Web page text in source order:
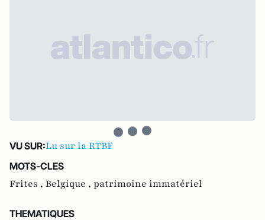
VU SUR:Lu sur la RTBF
MOTS-CLES
Frites , Belgique , patrimoine immatériel
THEMATIQUES